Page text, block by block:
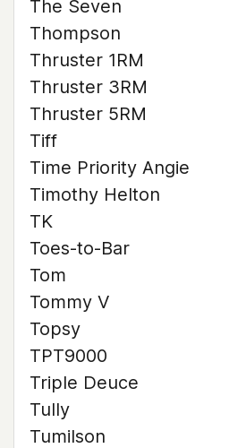
The Seven
Thompson
Thruster 1RM
Thruster 3RM
Thruster 5RM
Tiff
Time Priority Angie
Timothy Helton
TK
Toes-to-Bar
Tom
Tommy V
Topsy
TPT9000
Triple Deuce
Tully
Tumilson